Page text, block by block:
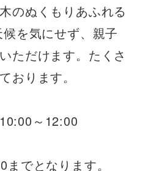
のぬくもりあふれる
を気にせず、親子
ただけます。たくさ
おります。
～12:00
でとなります。